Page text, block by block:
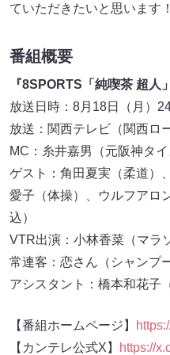
ていただきたいと思います
番組概要
『8SPORTS「純喫茶 超人
放送日時：8月18日（月）
放送：関西テレビ（関西ロ
MC：糸井嘉男（元阪神タイ
ゲスト：角田夏実（柔道）
愛子（体操）、ウルフアロ
込）
VTR出演：小林香菜（マラ
常連客：恋さん（シャンプ
アシスタント：橋本和花子
【番組ホームページ】
【カンテレ公式X】
https://